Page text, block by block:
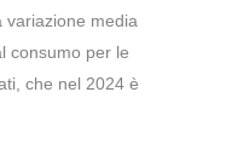
variazione media
consumo per le
che nel 2024 è